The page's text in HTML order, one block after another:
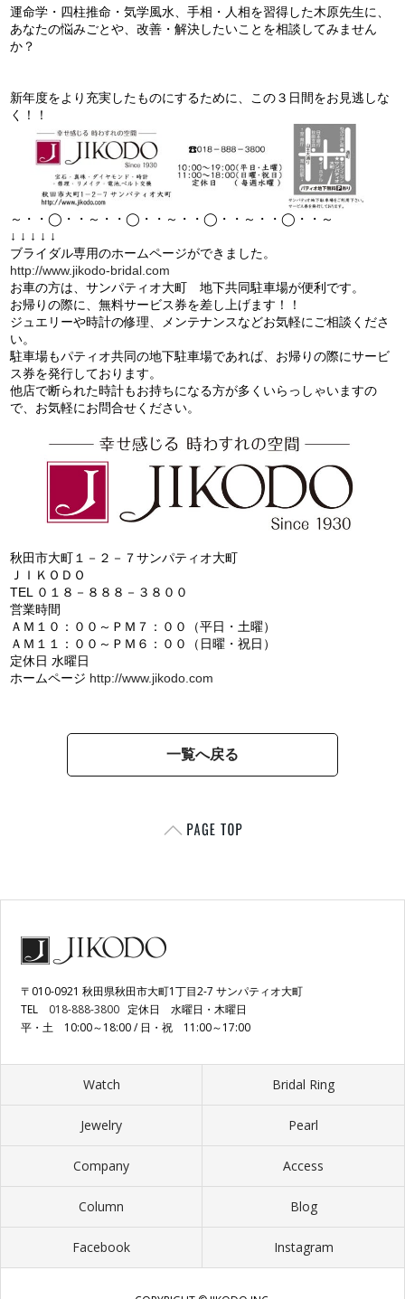
運命学・四柱推命・気学風水、手相・人相を習得した木原先生に、
あなたの悩みごとや、改善・解決したいことを相談してみません
か？
新年度をより充実したものにするために、この３日間をお見逃しな
く！！
～・・◯・・～・・◯・・～・・◯・・～・・◯・・～
↓ ↓ ↓ ↓ ↓
ブライダル専用のホームページができました。
http://www.jikodo-bridal.com
お車の方は、サンパティオ大町 地下共同駐車場が便利です。
お帰りの際に、無料サービス券を差し上げます！！
ジュエリーや時計の修理、メンテナンスなどお気軽にご相談くださ
い。
駐車場もパティオ共同の地下駐車場であれば、お帰りの際にサービ
ス券を発行しております。
他店で断られた時計もお持ちになる方が多くいらっしゃいますの
で、お気軽にお問合せください。
秋田市大町１－２－７サンパティオ大町
ＪＩＫＯＤＯ
TEL ０１８－８８８－３８００
営業時間
ＡＭ１０：００～ＰＭ７：００（平日・土曜）
ＡＭ１１：００～ＰＭ６：００（日曜・祝日）
定休日 水曜日
ホームページ http://www.jikodo.com
一覧へ戻る
〒010-0921 秋田県秋田市大町1丁目2-7 サンパティオ大町
TEL 018-888-3800 定休日 水曜日・木曜日
平・土 10:00～18:00 / 日・祝 11:00～17:00
Watch Bridal Ring
Jewelry Pearl
Company Access
Column Blog
Facebook Instagram